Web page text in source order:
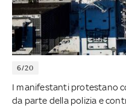
6/20
I manifestanti protestano
da parte della polizia e